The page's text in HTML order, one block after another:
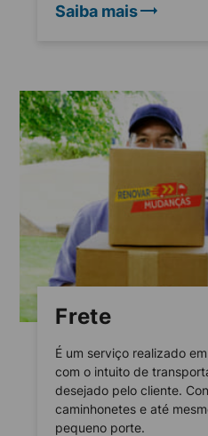
Saiba mais
Frete
É um serviço realizado
com o intuito de
desejado pelo cliente.
caminhonetes e até
pequeno porte.